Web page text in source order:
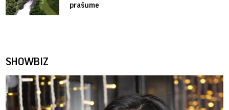
prašume
SHOWBIZ